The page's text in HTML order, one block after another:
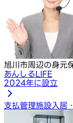
旭川市周辺の身元
あんしるLIFE
2024年に設立
支払管理施設入居